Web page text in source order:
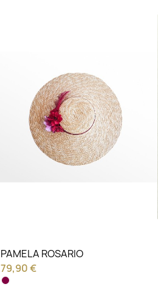
PAMELA ROSARIO
79,90 €